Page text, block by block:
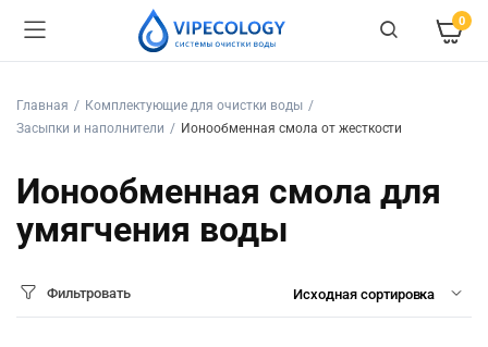
0
Главная
Комплектующие для очистки воды
Засыпки и наполнители
Ионообменная смола от жесткости
Ионообменная смола для
умягчения воды
Фильтровать